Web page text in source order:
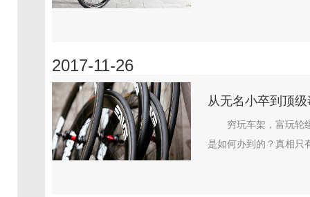
2017-11-26
从无名小卒到顶
穷玩车架，富玩轮
是如何办到的？真相